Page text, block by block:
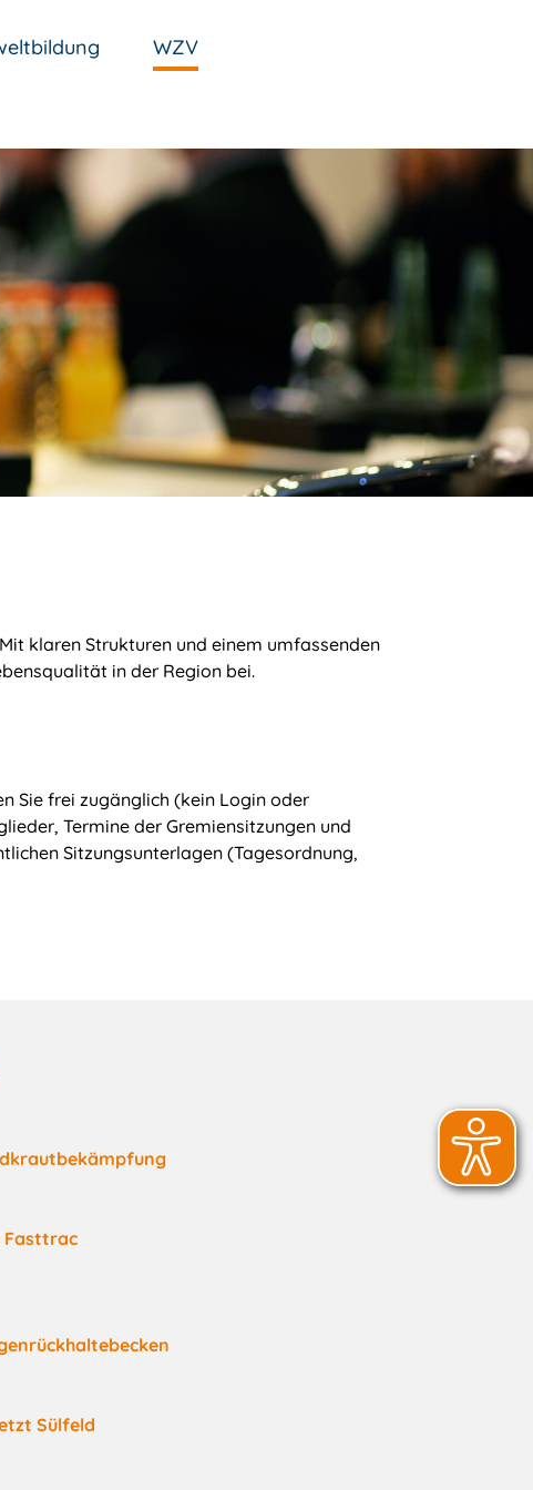
WZV
klaren Strukturen und einem umfassenden
in der Region bei.
Sie frei zugänglich (kein Login oder
Termine der Gremiensitzungen und
Sitzungsunterlagen (Tagesordnung,
Fasttrac
Sülfeld